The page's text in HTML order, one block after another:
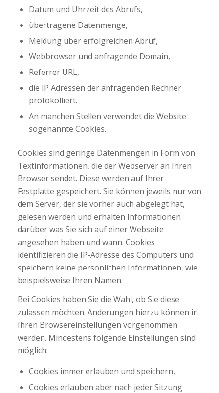
Datum und Uhrzeit des Abrufs,
übertragene Datenmenge,
Meldung über erfolgreichen Abruf,
Webbrowser und anfragende Domain,
Referrer URL,
die IP Adressen der anfragenden Rechner
protokolliert.
An manchen Stellen verwendet die Website
sogenannte Cookies.
Cookies sind geringe Datenmengen in Form von
Textinformationen, die der Webserver an Ihren
Browser sendet. Diese werden auf Ihrer
Festplatte gespeichert. Sie können jeweils nur von
dem Server, der sie vorher auch abgelegt hat,
gelesen werden und erhalten Informationen
darüber was Sie sich auf einer Webseite
angesehen haben und wann. Cookies
identifizieren die IP-Adresse des Computers und
speichern keine persönlichen Informationen, wie
beispielsweise Ihren Namen.
Bei Cookies haben Sie die Wahl, ob Sie diese
zulassen möchten. Änderungen hierzu können in
Ihren Browsereinstellungen vorgenommen
werden. Mindestens folgende Einstellungen sind
möglich:
Cookies immer erlauben und speichern,
Cookies erlauben aber nach jeder Sitzung